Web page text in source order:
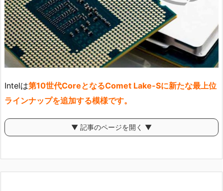
Intelは第10世代CoreとなるComet Lake-Sに新たな最上位
ラインナップを追加する模様です。
▼ 記事のページを開く ▼